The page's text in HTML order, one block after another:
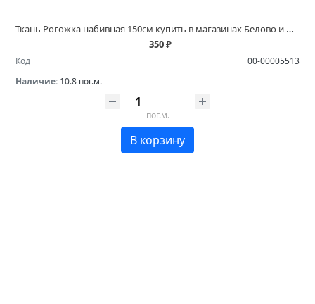
Ткань Рогожка набивная 150см купить в магазинах Белово и Ленинск Кузнецком
350 ₽
Код
00-00005513
Наличие: 10.8 пог.м.
пог.м.
В корзину